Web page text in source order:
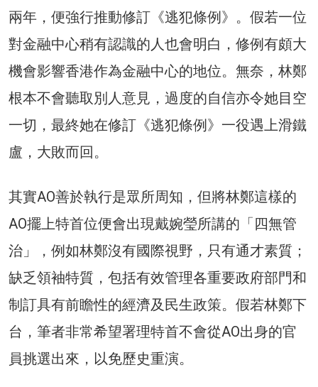
兩年，便強行推動修訂《逃犯條例》。假若一位
對金融中心稍有認識的人也會明白，修例有頗大
機會影響香港作為金融中心的地位。無奈，林鄭
根本不會聽取別人意見，過度的自信亦令她目空
一切，最終她在修訂《逃犯條例》一役遇上滑鐵
盧，大敗而回。
其實AO善於執行是眾所周知，但將林鄭這樣的
AO擺上特首位便會出現戴婉瑩所講的「四無管
治」，例如林鄭沒有國際視野，只有通才素質；
缺乏領袖特質，包括有效管理各重要政府部門和
制訂具有前瞻性的經濟及民生政策。假若林鄭下
台，筆者非常希望署理特首不會從AO出身的官
員挑選出來，以免歷史重演。